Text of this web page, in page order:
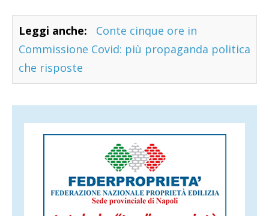
Leggi anche:
Conte cinque ore in
Commissione Covid: più propaganda politica
che risposte